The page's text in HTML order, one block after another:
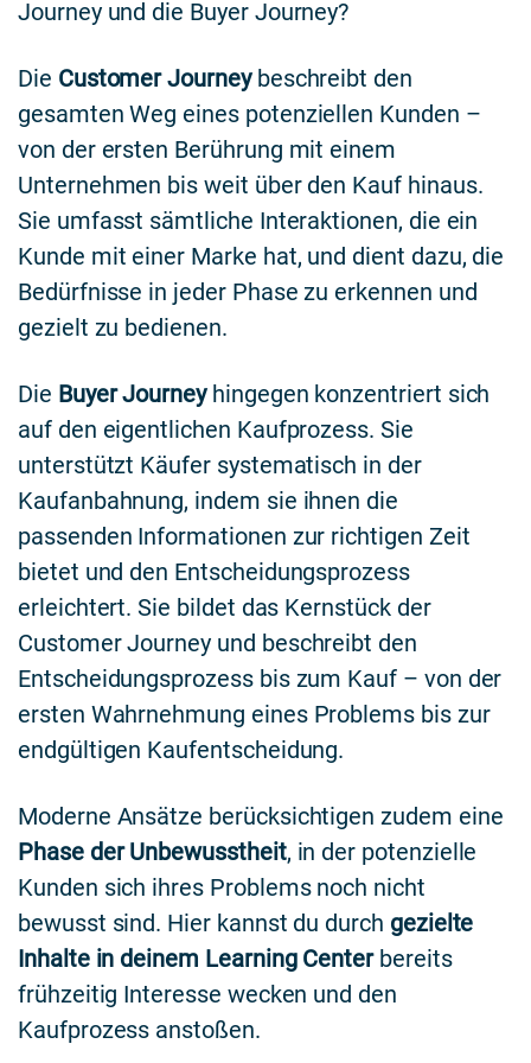
Journey und die Buyer Journey?
Die Customer Journeybeschreibt den
gesamten Weg eines potenziellen Kunden –
von der ersten Berührung mit einem
Unternehmen bis weit über den Kauf hinaus.
Sie umfasst sämtliche Interaktionen, die ein
Kunde mit einer Marke hat, und dient dazu, die
Bedürfnisse in jeder Phase zu erkennen und
gezielt zu bedienen.
Die Buyer Journeyhingegen konzentriert sich
auf den eigentlichen Kaufprozess. Sie
unterstützt Käufer systematisch in der
Kaufanbahnung, indem sie ihnen die
passenden Informationen zur richtigen Zeit
bietet und den Entscheidungsprozess
erleichtert. Sie bildet das Kernstück der
Customer Journey und beschreibt den
Entscheidungsprozess bis zum Kauf – von der
ersten Wahrnehmung eines Problems bis zur
endgültigen Kaufentscheidung.
Moderne Ansätze berücksichtigen zudem eine
Phase der Unbewusstheit, in der potenzielle
Kunden sich ihres Problems noch nicht
bewusst sind. Hier kannst du durch gezielte
Inhalte in deinem Learning Centerbereits
frühzeitig Interesse wecken und den
Kaufprozess anstoßen.